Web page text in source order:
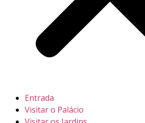
Entrada
Visitar o Palácio